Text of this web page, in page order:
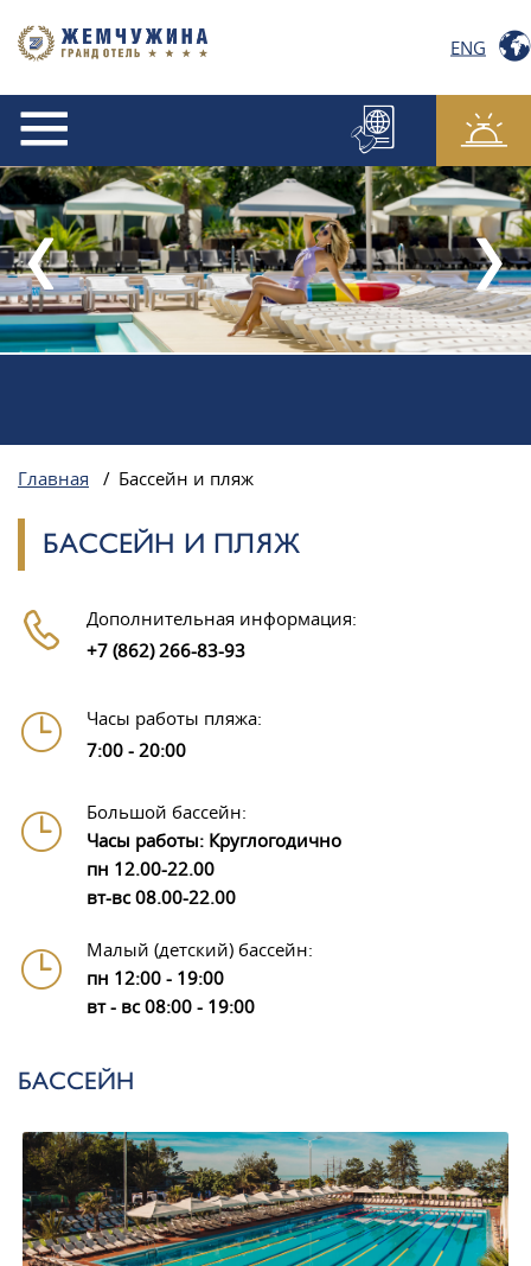
ENG
Главная / Бассейн и пляж
БАССЕЙН И ПЛЯЖ
Дополнительная информация:
+7 (862) 266-83-93
Часы работы пляжа:
7:00 - 20:00
Большой бассейн:
Часы работы: Круглогодично
пн 12.00-22.00
вт-вс 08.00-22.00
Малый (детский) бассейн:
пн 12:00 - 19:00
вт - вс 08:00 - 19:00
БАССЕЙН